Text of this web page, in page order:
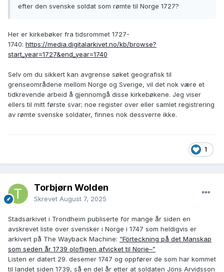
efter den svenske soldat som rømte til Norge 1727?
Her er kirkebøker fra tidsrommet 1727-
1740: https://media.digitalarkivet.no/kb/browse?
start_year=1727&end_year=1740
Selv om du sikkert kan avgrense søket geografisk til
grenseområdene mellom Norge og Sverige, vil det nok være et
tidkrevende arbeid å gjennomgå disse kirkebøkene. Jeg viser
ellers til mitt første svar; noe register over eller samlet registrering
av rømte svenske soldater, finnes nok dessverre ikke.
1
Torbjørn Wolden
Skrevet August 7, 2025
Stadsarkivet i Trondheim publiserte for mange år siden en
avskrevet liste over svensker i Norge i 1747 som heldigvis er
arkivert på The Wayback Machine: “Förteckning på det Manskap
som seden år 1739 olofligen afvicket til Norie–”
Listen er datert 29. desemer 1747 og oppfører de som har kommet
til landet siden 1739, så en del år etter at soldaten Jöns Arvidsson